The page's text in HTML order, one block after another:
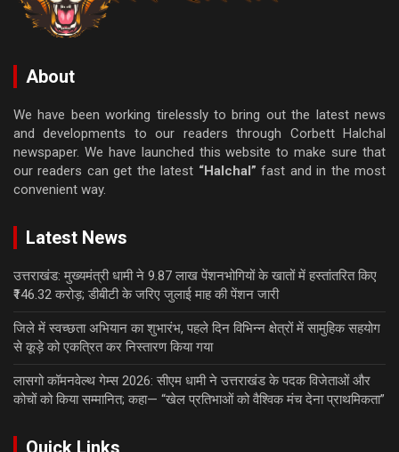
About
We have been working tirelessly to bring out the latest news
and developments to our readers through Corbett Halchal
newspaper. We have launched this website to make sure that
our readers can get the latest “Halchal” fast and in the most
convenient way.
Latest News
उत्तराखंड: मुख्यमंत्री धामी ने 9.87 लाख पेंशनभोगियों के खातों में हस्तांतरित किए
₹146.32 करोड़; डीबीटी के जरिए जुलाई माह की पेंशन जारी
जिले में स्वच्छता अभियान का शुभारंभ, पहले दिन विभिन्न क्षेत्रों में सामुहिक सहयोग
से कूड़े को एकत्रित कर निस्तारण किया गया
लासगो कॉमनवेल्थ गेम्स 2026: सीएम धामी ने उत्तराखंड के पदक विजेताओं और
कोचों को किया सम्मानित; कहा— “खेल प्रतिभाओं को वैश्विक मंच देना प्राथमिकता”
Quick Links